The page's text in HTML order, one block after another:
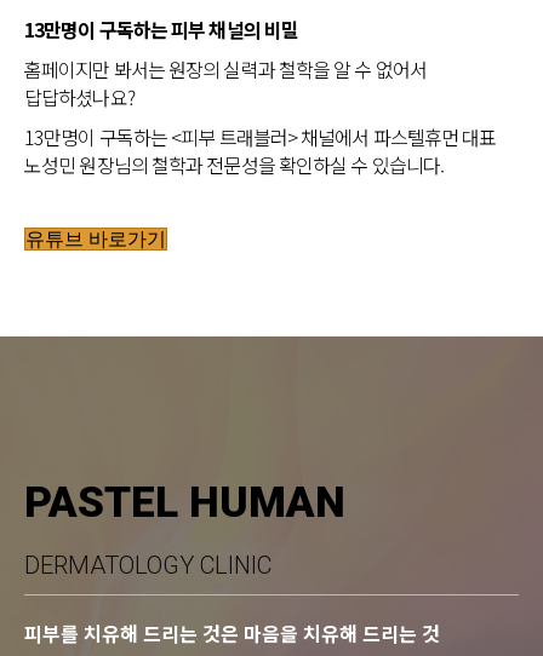
13만명이 구독하는 피부 채널의 비밀
홈페이지만 봐서는 원장의 실력과 철학을 알 수 없어서
답답하셨나요?
13만명이 구독하는 <피부 트래블러> 채널에서 파스텔휴먼 대표
노성민 원장님의 철학과 전문성을 확인하실 수 있습니다.
유튜브 바로가기
PASTEL HUMAN
DERMATOLOGY CLINIC
피부를 치유해 드리는 것은 마음을 치유해 드리는 것